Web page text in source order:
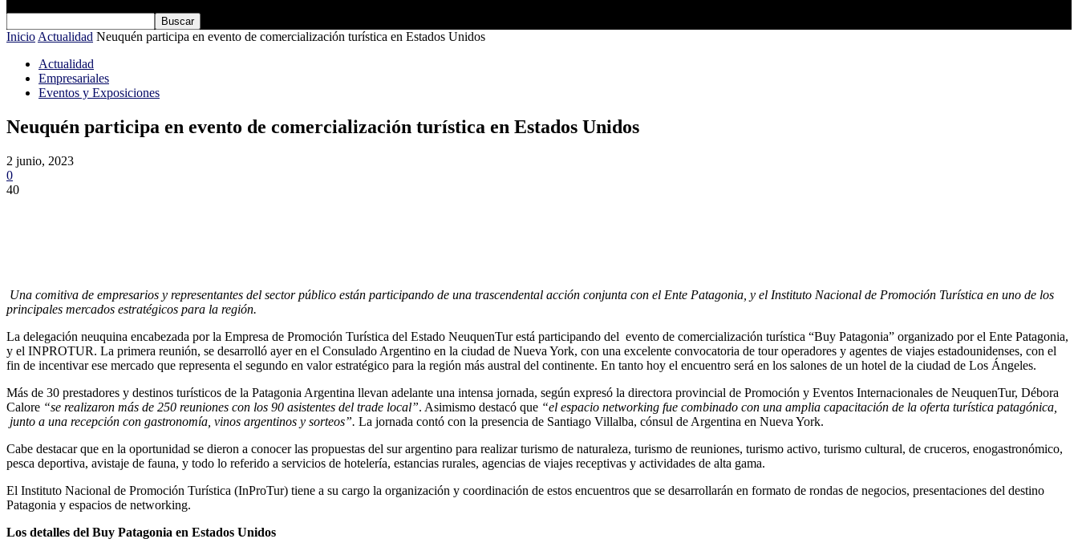
Inicio Actualidad Neuquén participa en evento de comercialización turística en Estados Unidos
Actualidad
Empresariales
Eventos y Exposiciones
Neuquén participa en evento de comercialización turística en Estados Unidos
2 junio, 2023
0
40
Una comitiva de empresarios y representantes del sector público están participando de una trascendental acción conjunta con el Ente Patagonia, y el Instituto Nacional de Promoción Turística en uno de los
principales mercados estratégicos para la región.
La delegación neuquina encabezada por la Empresa de Promoción Turística del Estado NeuquenTur está participando del evento de comercialización turística “Buy Patagonia” organizado por el Ente Patagonia,
y el INPROTUR. La primera reunión, se desarrolló ayer en el Consulado Argentino en la ciudad de Nueva York, con una excelente convocatoria de tour operadores y agentes de viajes estadounidenses, con el
fin de incentivar ese mercado que representa el segundo en valor estratégico para la región más austral del continente. En tanto hoy el encuentro será en los salones de un hotel de la ciudad de Los Ángeles.
Más de 30 prestadores y destinos turísticos de la Patagonia Argentina llevan adelante una intensa jornada, según expresó la directora provincial de Promoción y Eventos Internacionales de NeuquenTur, Débora
Calore “se realizaron más de 250 reuniones con los 90 asistentes del trade local”. Asimismo destacó que “el espacio networking fue combinado con una amplia capacitación de la oferta turística patagónica,
junto a una recepción con gastronomía, vinos argentinos y sorteos”. La jornada contó con la presencia de Santiago Villalba, cónsul de Argentina en Nueva York.
Cabe destacar que en la oportunidad se dieron a conocer las propuestas del sur argentino para realizar turismo de naturaleza, turismo de reuniones, turismo activo, turismo cultural, de cruceros, enogastronómico,
pesca deportiva, avistaje de fauna, y todo lo referido a servicios de hotelería, estancias rurales, agencias de viajes receptivas y actividades de alta gama.
El Instituto Nacional de Promoción Turística (InProTur) tiene a su cargo la organización y coordinación de estos encuentros que se desarrollarán en formato de rondas de negocios, presentaciones del destino
Patagonia y espacios de networking.
Los detalles del Buy Patagonia en Estados Unidos